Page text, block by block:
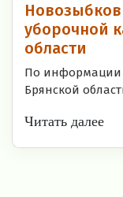
уборочной
области
По информации
Брянской
Читать далее